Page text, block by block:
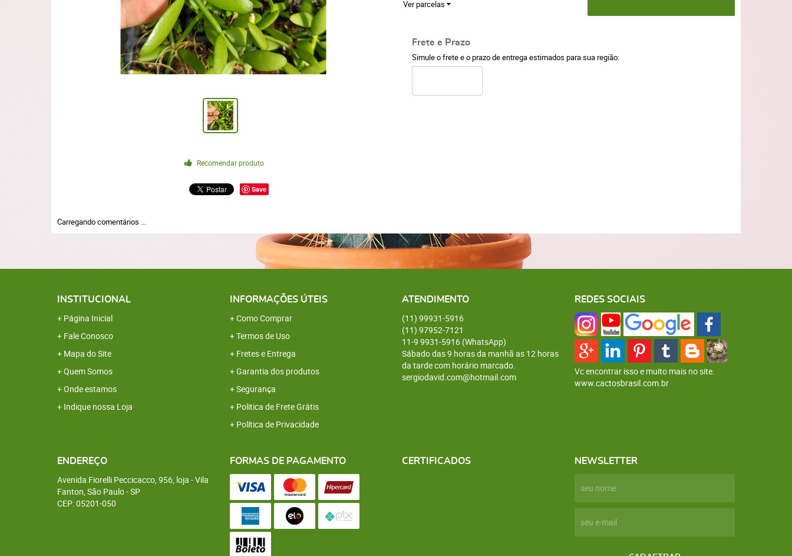
Recomendar produto
Save
Ver parcelas
Frete e Prazo
Simule o frete e o prazo de entrega estimados para sua região:
Carregando comentários ...
INSTITUCIONAL
Página Inicial
Fale Conosco
Mapa do Site
Quem Somos
Onde estamos
Indique nossa Loja
INFORMAÇÕES ÚTEIS
Como Comprar
Termos de Uso
Fretes e Entrega
Garantia dos produtos
Segurança
Politica de Frete Grátis
Política de Privacidade
ATENDIMENTO
(11) 99931-5916
(11) 97952-7121
11-9 9931-5916 (WhatsApp)
Sábado das 9 horas da manhã as 12 horas
da tarde com horário marcado.
sergiodavid.com@hotmail.com
REDES SOCIAIS
Vc encontrar isso e muito mais no site.
www.cactosbrasil.com.br
ENDEREÇO
Avenida Fiorelli Peccicacco, 956, loja -Vila
Fanton, São Paulo-SP
CEP: 05201-050
FORMAS DE PAGAMENTO CERTIFICADOS NEWSLETTER